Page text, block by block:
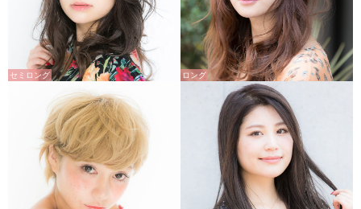
セミロング ロング